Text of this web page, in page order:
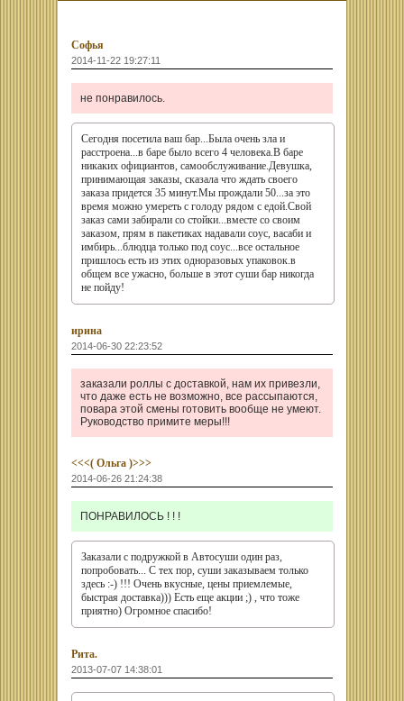
Софья
2014-11-22 19:27:11
не понравилось.
Сегодня посетила ваш бар...Была очень зла и
расстроена...в баре было всего 4 человека.В баре
никаких официантов, самообслуживание.Девушка,
принимающая заказы, сказала что ждать своего
заказа придется 35 минут.Мы прождали 50...за это
время можно умереть с голоду рядом с едой.Свой
заказ сами забирали со стойки...вместе со своим
заказом, прям в пакетиках надавали соус, васаби и
имбирь...блюдца только под соус...все остальное
пришлось есть из этих одноразовых упаковок.в
общем все ужасно, больше в этот суши бар никогда
не пойду!
ирина
2014-06-30 22:23:52
заказали роллы с доставкой, нам их привезли,
что даже есть не возможно, все рассыпаются,
повара этой смены готовить вообще не умеют.
Руководство примите меры!!!
<<<( Ольга )>>>
2014-06-26 21:24:38
ПОНРАВИЛОСЬ ! ! !
Заказали с подружкой в Автосуши один раз,
попробовать... С тех пор, суши заказываем только
здесь :-) !!! Очень вкусные, цены приемлемые,
быстрая доставка))) Есть еще акции ;) , что тоже
приятно) Огромное спасибо!
Рита.
2013-07-07 14:38:01